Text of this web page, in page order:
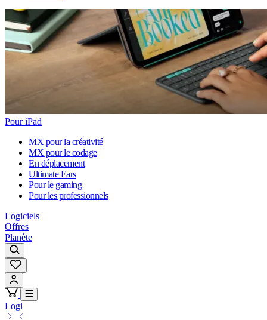
Pour iPad
MX pour la créativité
MX pour le codage
En déplacement
Ultimate Ears
Pour le gaming
Pour les professionnels
Logiciels
Offres
Planète
Logi